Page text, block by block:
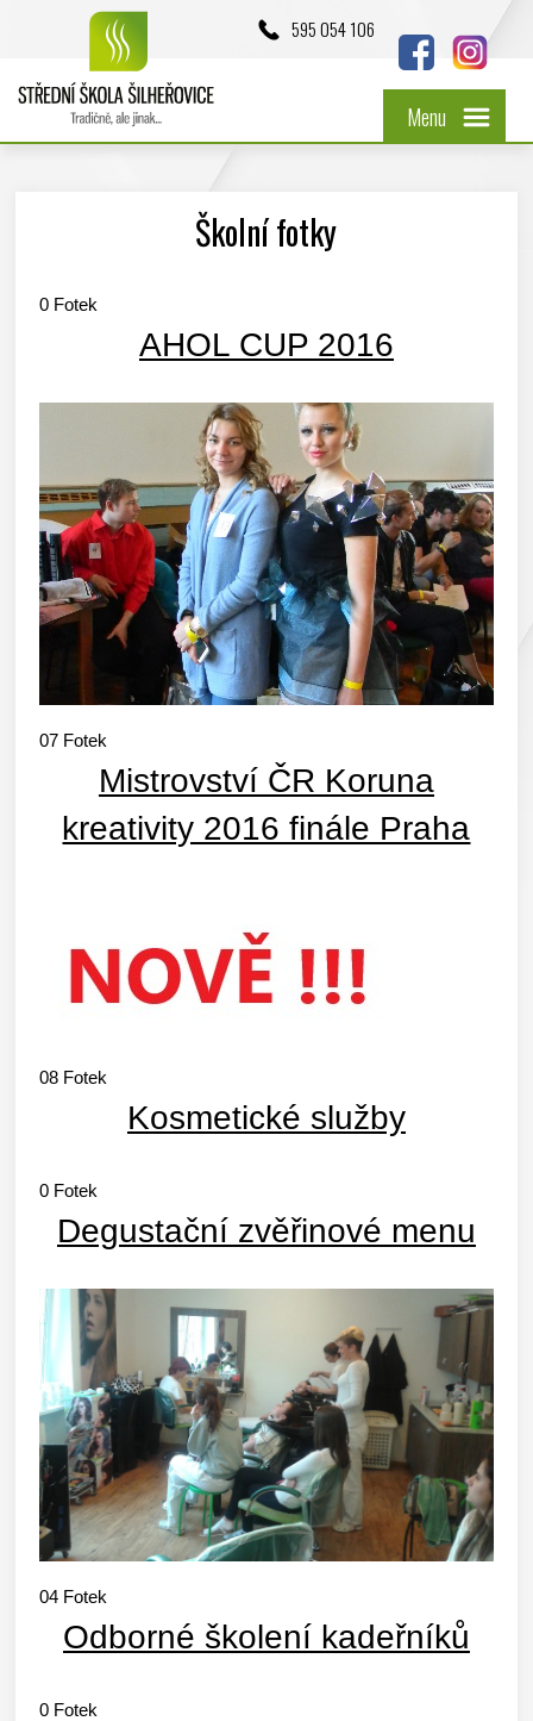
595 054 106
Menu
Školní fotky
0 Fotek
AHOL CUP 2016
07 Fotek
Mistrovství ČR Koruna
kreativity 2016 finále Praha
08 Fotek
Kosmetické služby
0 Fotek
Degustační zvěřinové menu
04 Fotek
Odborné školení kadeřníků
0 Fotek